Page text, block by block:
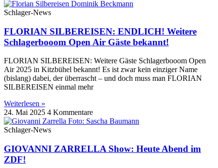
Schlager-News
FLORIAN SILBEREISEN: ENDLICH! Weitere
Schlagerbooom Open Air Gäste bekannt!
FLORIAN SILBEREISEN: Weitere Gäste Schlagerbooom Open
Air 2025 in Kitzbühel bekannt! Es ist zwar kein einziger Name
(bislang) dabei, der überrascht – und doch muss man FLORIAN
SILBEREISEN einmal mehr
Weiterlesen »
24. Mai 2025 4 Kommentare
Schlager-News
GIOVANNI ZARRELLA Show: Heute Abend im
ZDF!